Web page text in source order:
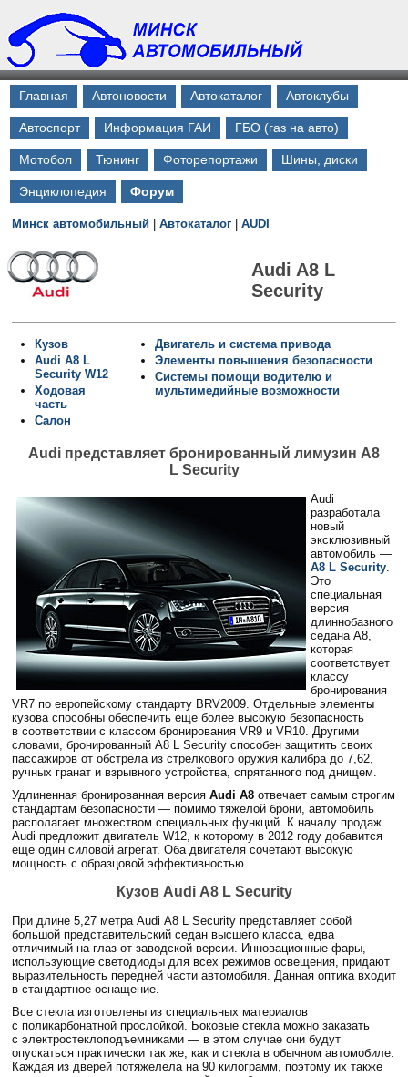
Главная Автоновости Автокаталог Автоклубы
Автоспорт Информация ГАИ ГБО (газ на авто)
Мотобол Тюнинг Фоторепортажи Шины, диски
Энциклопедия Форум
Минск автомобильный Автокаталог AUDI
Audi A8 L
Security
Кузов
Audi A8 L
Security W12
Ходовая
часть
Салон
Двигатель и система привода
Элементы повышения безопасности
Системы помощи водителю и
мультимедийные возможности
Audi представляет бронированный лимузин A8
L Security
Audi
разработала
новый
эксклюзивный
автомобиль —
A8 L Security.
Это
специальная
версия
длиннобазного
седана А8,
которая
соответствует
классу
бронирования
VR7 по европейскому стандарту BRV2009. Отдельные элементы
кузова способны обеспечить еще более высокую безопасность
в соответствии с классом бронирования VR9 и VR10. Другими
словами, бронированный A8 L Security способен защитить своих
пассажиров от обстрела из стрелкового оружия калибра до 7,62,
ручных гранат и взрывного устройства, спрятанного под днищем.
Удлиненная бронированная версия Audi A8 отвечает самым строгим
стандартам безопасности — помимо тяжелой брони, автомобиль
располагает множеством специальных функций. К началу продаж
Audi предложит двигатель W12, к которому в 2012 году добавится
еще один силовой агрегат. Оба двигателя сочетают высокую
мощность с образцовой эффективностью.
Кузов Audi А8 L Security
При длине 5,27 метра Audi А8 L Security представляет собой
большой представительский седан высшего класса, едва
отличимый на глаз от заводской версии. Инновационные фары,
использующие светодиоды для всех режимов освещения, придают
выразительность передней части автомобиля. Данная оптика входит
в стандартное оснащение.
Все стекла изготовлены из специальных материалов
с поликарбонатной прослойкой. Боковые стекла можно заказать
с электростеклоподъемниками — в этом случае они будут
опускаться практически так же, как и стекла в обычном автомобиле.
Каждая из дверей потяжелела на 90 килограмм, поэтому их также